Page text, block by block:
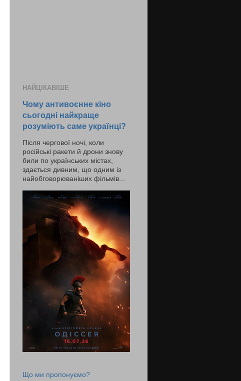
НАЙЦІКАВІШЕ
Чому антивоєнне кіно
сьогодні найкраще
розуміють саме українці?
Після чергової ночі, коли
російські ракети й дрони знову
били по українських містах,
здається дивним, що одним із
найобговорюваніших фільмів...
Що ми пропонуємо?